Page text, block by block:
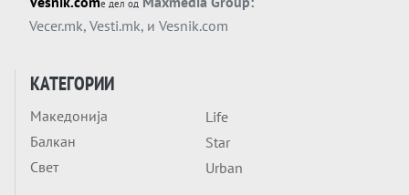
ДЛАБОКО УДОЛУ: Сметководствените
трикови што го соборија ЕНРОН ги
Вечер тема
е дел од
Vecer.mk, Vesti.mk, и Vesnik.com
КАТЕГОРИИ
Македонија
Балкан
Свет
Life
Star
Urban